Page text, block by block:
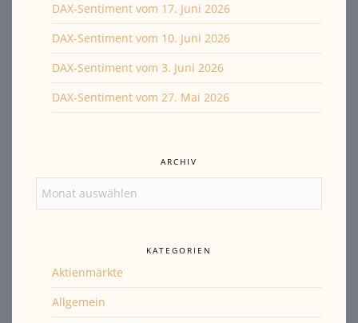
DAX-Sentiment vom 17. Juni 2026
DAX-Sentiment vom 10. Juni 2026
DAX-Sentiment vom 3. Juni 2026
DAX-Sentiment vom 27. Mai 2026
ARCHIV
KATEGORIEN
Aktienmärkte
Allgemein